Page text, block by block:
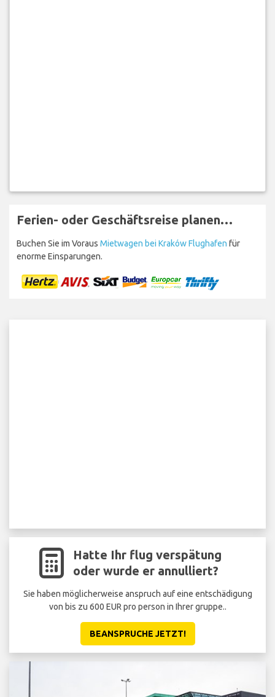
Ferien- oder Geschäftsreise planen…
Buchen Sie im Voraus Mietwagen bei Kraków Flughafen für
enorme Einsparungen.
Hatte Ihr flug verspätung
oder wurde er annulliert?
Sie haben möglicherweise anspruch auf eine entschädigung
von bis zu 600 EUR pro person in Ihrer gruppe..
BEANSPRUCHE JETZT!